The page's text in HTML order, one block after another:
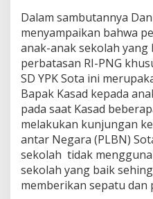
Dalam sambutannya
menyampaikan bahwa
anak-anak sekolah yang
perbatasan RI-PNG
SD YPK Sota ini
Bapak Kasad kepada
pada saat Kasad
melakukan kunjungan
antar Negara (PLBN)
sekolah tidak
sekolah yang baik
memberikan sepatu dan